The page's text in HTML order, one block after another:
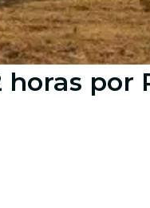
horas por